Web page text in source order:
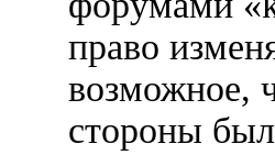
право
возможное,
стороны